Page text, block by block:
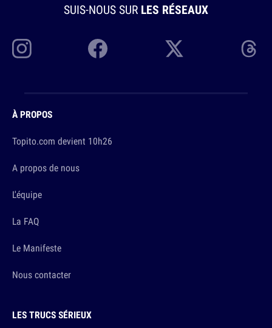
SUIS-NOUS SUR LES RÉSEAUX
À PROPOS
Topito.com devient 10h26
A propos de nous
L'équipe
La FAQ
Le Manifeste
Nous contacter
LES TRUCS SÉRIEUX